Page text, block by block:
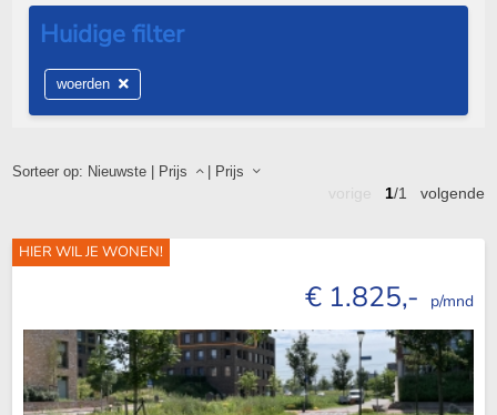
Sorteer op: Nieuwste| Prijs | Prijs
1/1volgende
HIER WIL JE WONEN!
€ 1.825,- p/mnd
woerden